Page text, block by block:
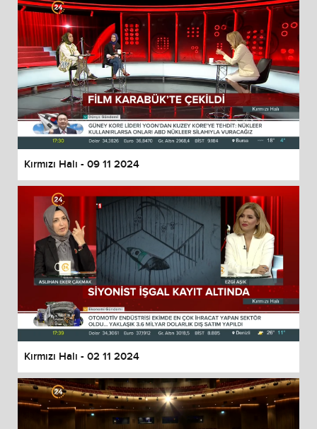
Kırmızı Halı - 09 11 2024
Kırmızı Halı - 02 11 2024